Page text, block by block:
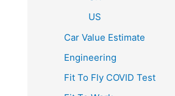
US
Car Value Estimate
Engineering
Fit To Fly COVID Test